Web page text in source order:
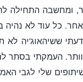
ומחשבה התחילה
כל עוד לא נהיה
ששיהאוג'יה
העמקתי בסתר
שלי לגבי